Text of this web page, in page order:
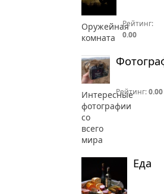
Оружейная
комната
Рейтинг:
0.00
Интересные
фотографии
со
всего
мира
Рейтинг:0.00
Еда